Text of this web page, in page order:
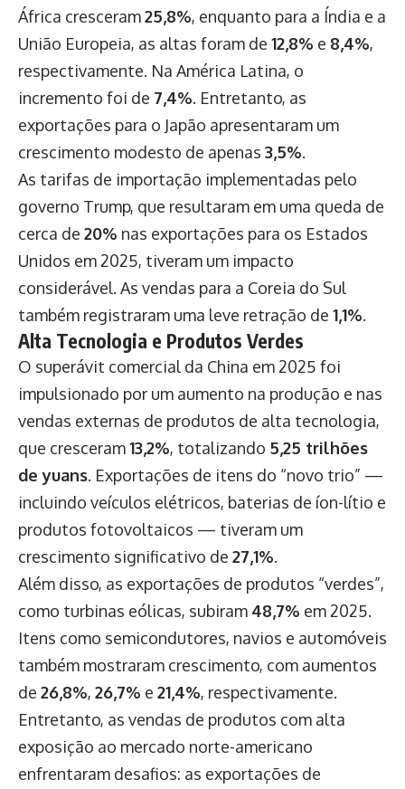
África cresceram25,8%, enquanto para a Índia e a
União Europeia, as altas foram de 12,8% e 8,4%,
respectivamente. Na América Latina, o
incremento foi de 7,4%. Entretanto, as
exportações para o Japão apresentaram um
crescimento modesto de apenas 3,5%.
As tarifas de importação implementadas pelo
governo Trump, que resultaram em uma queda de
cerca de 20% nas exportações para os Estados
Unidos em 2025, tiveram um impacto
considerável. As vendas para a Coreia do Sul
também registraram uma leve retração de 1,1%.
Alta Tecnologia e Produtos Verdes
O superávit comercial da China em 2025 foi
impulsionado por um aumento na produção e nas
vendas externas de produtos de alta tecnologia,
que cresceram13,2%, totalizando 5,25 trilhões
de yuans. Exportações de itens do “novo trio” —
incluindo veículos elétricos, baterias de íon-lítio e
produtos fotovoltaicos — tiveram um
crescimento significativo de 27,1%.
Além disso, as exportações de produtos “verdes”,
como turbinas eólicas, subiram 48,7% em 2025.
Itens como semicondutores, navios e automóveis
também mostraram crescimento, com aumentos
de 26,8%, 26,7% e 21,4%, respectivamente.
Entretanto, as vendas de produtos com alta
exposição ao mercado norte-americano
enfrentaram desafios: as exportações de